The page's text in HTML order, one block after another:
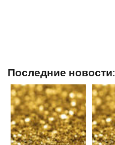
Последние новости: